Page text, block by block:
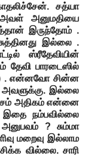
சத்யா
அவள் அனுமதியை
இருந்தோம் .
இல்லை .
ஸ்ரீதேவியின்
தேவி பாரடைஸில்
. என்னவோ சின்ன
இல்லை
அதிகம் என்னை
இதை நம்பவில்லை
? சும்மா
மறைவு இல்லாம
வில்லை. சாரி